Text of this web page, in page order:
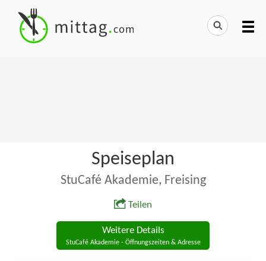
Speiseplan
StuCafé Akademie, Freising
Teilen
Weitere Details
StuCafé Akademie - Öffnungszeiten & Adresse